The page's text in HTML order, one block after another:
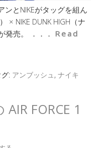
とNIKEがタッグを組ん
× NIKE DUNK HIGH（ナ
発売。 ．．． Read
グ: アンブッシュ, ナイキ
FORCE 1